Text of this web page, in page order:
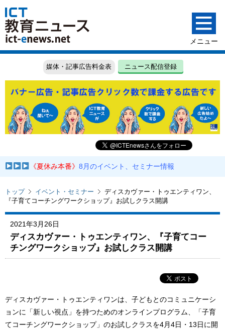
媒体・記事広告料金表 ニュース配信登録
《夏休み本番》8月のイベント、セミナー情報
トップ イベント・セミナー
ディスカヴァー・トゥエンティワン、
『子育てコーチングワークショップ』お試しクラス開講
2021年3月26日
ディスカヴァー・トゥエンティワン、『子育てコー
チングワークショップ』お試しクラス開講
ディスカヴァー・トゥエンティワンは、子どもとのコミュニケーシ
ョンに「新しい視点」を持つためのオンラインプログラム、「子育
てコーチングワークショップ」のお試しクラスを4月4日・13日に開